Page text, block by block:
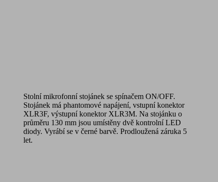
Stolní mikrofonní stojánek se spínačem ON/OFF.
Stojánek má phantomové napájení, vstupní konektor
XLR3F, výstupní konektor XLR3M. Na stojánku o
průměru 130 mm jsou umístěny dvě kontrolní LED
diody. Vyrábí se v černé barvě. Prodloužená záruka 5
let.